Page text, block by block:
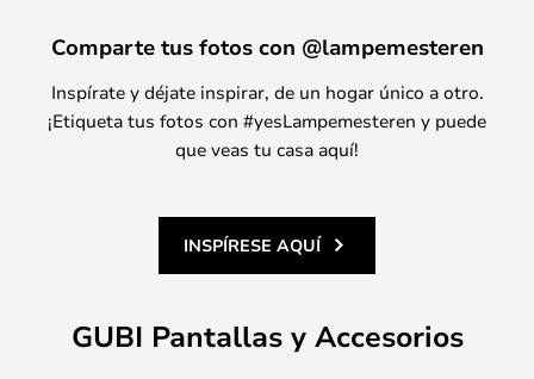
Comparte tus fotos con @lampemesteren
Inspírate y déjate inspirar, de un hogar único a otro.
¡Etiqueta tus fotos con #yesLampemesteren y puede
que veas tu casa aquí!
INSPÍRESE AQUÍ
GUBI Pantallas y Accesorios